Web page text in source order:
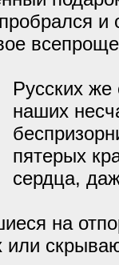
и
Русских
наших
пятерых
сердца,
на